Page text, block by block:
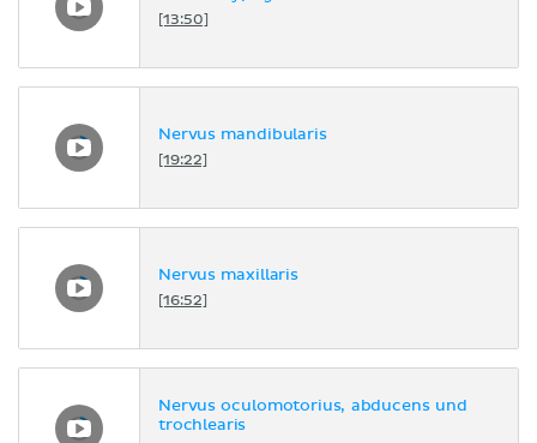
[13:50]
Nervus mandibularis
[19:22]
Nervus maxillaris
[16:52]
Nervus oculomotorius, abducens und
trochlearis